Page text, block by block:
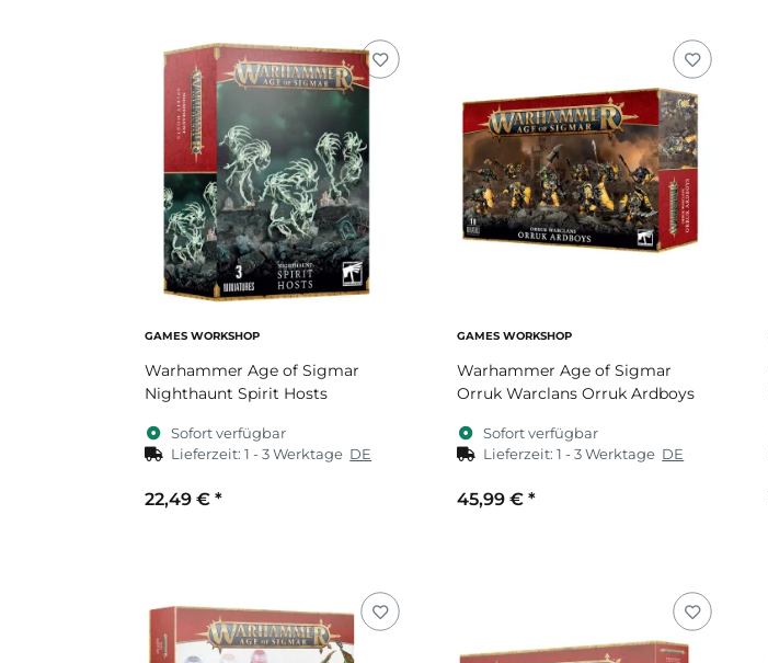
GAMES WORKSHOP
Warhammer Age of Sigmar
Nighthaunt Spirit Hosts
Sofort verfügbar
Lieferzeit:1 - 3 Werktage DE
22,49 € *
GAMES WORKSHOP
Warhammer Age of Sigmar
Orruk Warclans Orruk Ardboys
Sofort verfügbar
Lieferzeit:1 - 3 Werktage DE
45,99 € *